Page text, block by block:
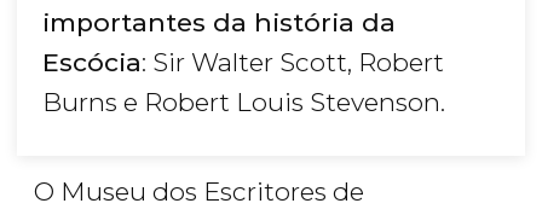
importantes da história da
Escócia: Sir Walter Scott, Robert
Burns e Robert Louis Stevenson.
O Museu dos Escritores de